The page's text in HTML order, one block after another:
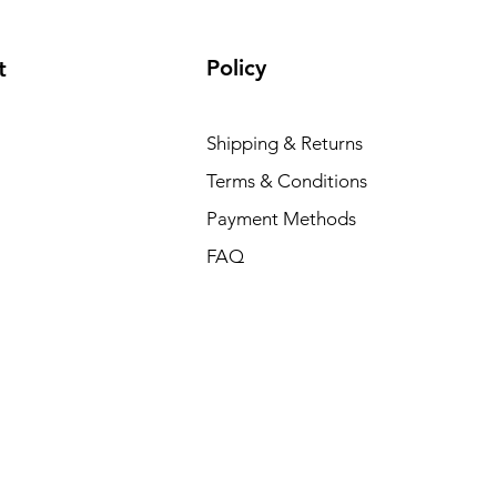
Policy
Shipping & Returns
Terms & Conditions
Payment Methods
FAQ